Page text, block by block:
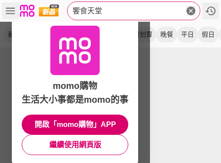
饗食天堂
新券 超划算 晚餐 平日 假日
momo購物
生活大小事都是momo的事
開啟「momo購物」APP
繼續使用網頁版